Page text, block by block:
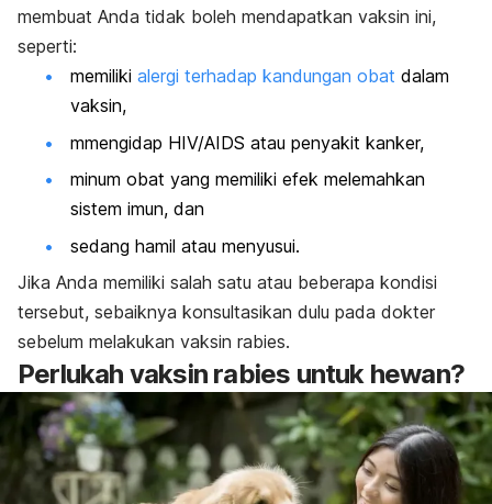
membuat Anda tidak boleh mendapatkan vaksin ini,
seperti:
memiliki alergi terhadap kandungan obat dalam
vaksin,
mmengidap HIV/AIDS atau penyakit kanker,
minum obat yang memiliki efek melemahkan
sistem imun, dan
sedang hamil atau menyusui.
Jika Anda memiliki salah satu atau beberapa kondisi
tersebut, sebaiknya konsultasikan dulu pada dokter
sebelum melakukan vaksin rabies.
Perlukah vaksin rabies untuk hewan?